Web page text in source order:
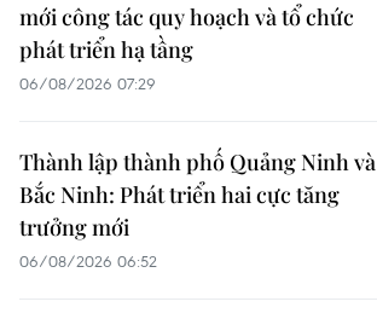
mới công tác quy hoạch và tổ chức
phát triển hạ tầng
06/08/2026 07:29
Thành lập thành phố Quảng Ninh và
Bắc Ninh: Phát triển hai cực tăng
trưởng mới
06/08/2026 06:52